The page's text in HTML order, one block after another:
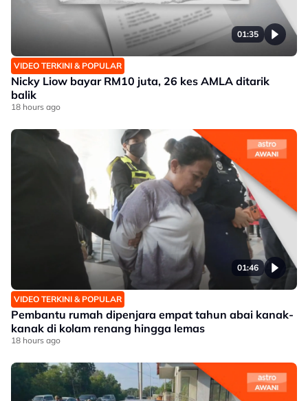
01:35
VIDEO TERKINI & POPULAR
Nicky Liow bayar RM10 juta, 26 kes AMLA ditarik
balik
18 hours ago
01:46
VIDEO TERKINI & POPULAR
Pembantu rumah dipenjara empat tahun abai kanak-
kanak di kolam renang hingga lemas
18 hours ago